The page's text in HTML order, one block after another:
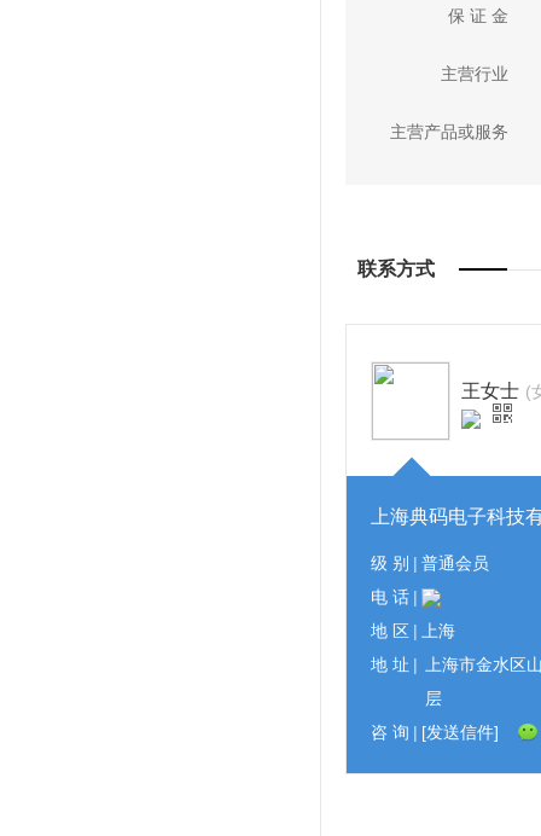
保 证 金
主营行业
主营产品或服务
联系方式
王女士 (
上海典码电子科技
级 别 | 普通会员
电 话 |
地 区 |
上海
地 址 |
上海市金水区
层
咨 询 | [发送信件]